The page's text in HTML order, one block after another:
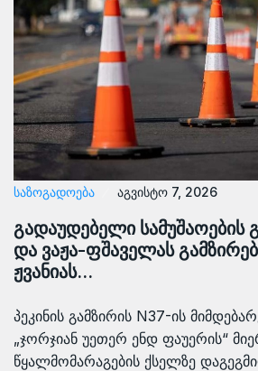
ᲡᲐᲖᲝᲒᲐᲓᲝᲔᲑᲐ აგვისტო 7, 2026
გადაუდებელი სამუშაოების
და ვაჟა-ფშაველას
ჟვანიას…
პეკინის გამზირის N37-ის
„ჯორჯიან უეთერ ენდ ფაუერის“
წყალმომარაგების ქსელზე